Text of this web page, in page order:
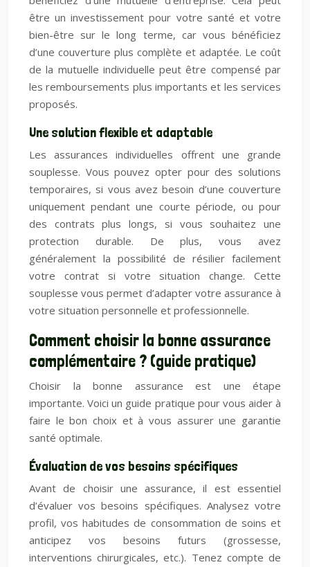
être un investissement pour votre santé et votre
bien-être sur le long terme, car vous bénéficiez
d’une couverture plus complète et adaptée. Le coût
de la mutuelle individuelle peut être compensé par
les remboursements plus importants et les services
proposés.
Une solution flexible et adaptable
Les assurances individuelles offrent une grande
souplesse. Vous pouvez opter pour des solutions
temporaires, si vous avez besoin d’une couverture
uniquement pendant une courte période, ou pour
des contrats plus longs, si vous souhaitez une
protection durable. De plus, vous avez
généralement la possibilité de résilier facilement
votre contrat si votre situation change. Cette
souplesse vous permet d’adapter votre assurance à
votre situation personnelle et professionnelle.
Comment choisir la bonne assurance
complémentaire ? (guide pratique)
Choisir la bonne assurance est une étape
importante. Voici un guide pratique pour vous aider à
faire le bon choix et à vous assurer une garantie
santé optimale.
Évaluation de vos besoins spécifiques
Avant de choisir une assurance, il est essentiel
d’évaluer vos besoins spécifiques. Analysez votre
profil, vos habitudes de consommation de soins et
anticipez vos besoins futurs (grossesse,
interventions chirurgicales, etc.). Tenez compte de